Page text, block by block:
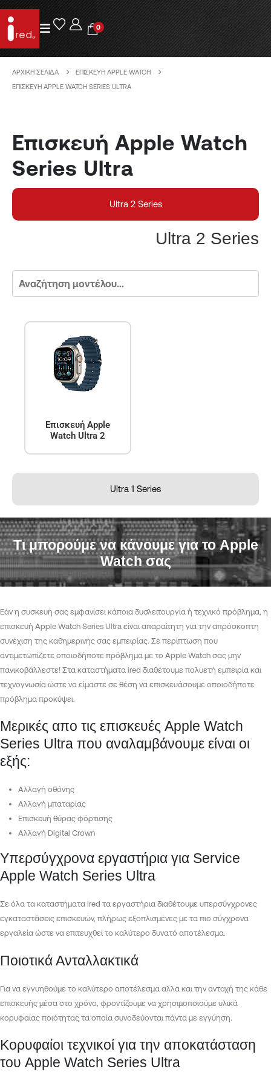
0
ΑΡΧΙΚΉ ΣΕΛΊΔΑ
ΕΠΙΣΚΕΥΉ APPLE WATCH
ΕΠΙΣΚΕΥΉ APPLE WATCH SERIES ULTRA
Επισκευή Apple Watch
Series Ultra
Ultra 2 Series
Ultra 1 Series
Ultra 2 Series
Επισκευή Apple
Watch Ultra 2
Τι μπορούμε να κάνουμε για το Apple
Watch σας
Εάν η συσκευή σας εμφανίσει κάποια δυσλειτουργία ή τεχνικό πρόβλημα, η
επισκευή Apple Watch Series Ultra είναι απαραίτητη για την απρόσκοπτη
συνέχιση της καθημερινής σας εμπειρίας. Σε περίπτωση που
αντιμετωπίζετε οποιοδήποτε πρόβλημα με το Apple Watch σας μην
πανικοβάλλεστε! Στα καταστήματα ired διαθέτουμε πολυετή εμπειρία και
τεχνογνωσία ώστε να είμαστε σε θέση να επισκευάσουμε οποιοδήποτε
πρόβλημα προκύψει.
Μερικές απο τις επισκευές Apple Watch
Series Ultra που αναλαμβάνουμε είναι οι
εξής:
Αλλαγή οθόνης
Αλλαγή μπαταρίας
Επισκευή θύρας φόρτισης
Αλλαγή Digital Crown
Υπερσύγχρονα εργαστήρια για Service
Apple Watch Series Ultra
Σε όλα τα καταστήματα ired τα εργαστήρια διαθέτουμε υπερσύγχρονες
εγκαταστάσεις επισκευών, πλήρως εξοπλισμένες με τα πιο σύγχρονα
εργαλεία ώστε να επιτευχθεί το καλύτερο δυνατό αποτέλεσμα.
Ποιοτικά Ανταλλακτικά
Για να εγγυηθούμε το καλύτερο αποτέλεσμα αλλα και την αντοχή της κάθε
επισκευής μέσα στο χρόνο, φροντίζουμε να χρησιμοποιούμε υλικά
κορυφαίας ποιότητας τα οποία συνοδεύονται πάντα με εγγύηση.
Κορυφαίοι τεχνικοί για την αποκατάσταση
του Apple Watch Series Ultra